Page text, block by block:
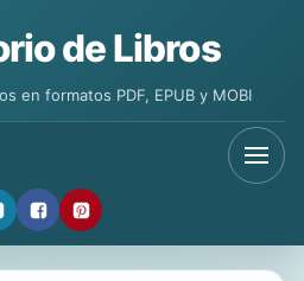
de Libros
en formatos PDF, EPUB y MOBI